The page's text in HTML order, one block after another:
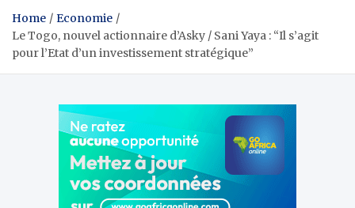
Home
Economie
Le Togo, nouvel actionnaire d’Asky / Sani Yaya : “Il s’agit
pour l’Etat d’un investissement stratégique”